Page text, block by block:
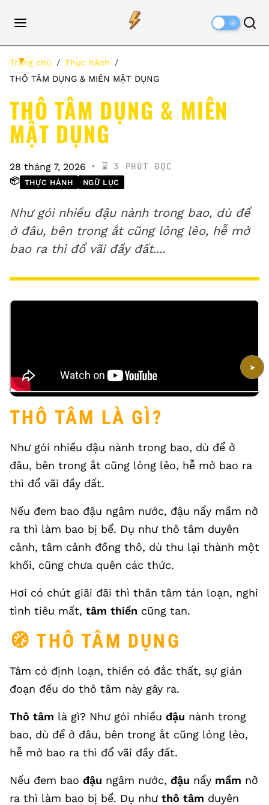
Trang chủ
Thực hành
THÔ TÂM DỤNG & MIÊN MẬT DỤNG
THÔ TÂM DỤNG & MIÊN
MẬT DỤNG
28 tháng 7, 2026 ⌛️ 3 PHÚT ĐỌC
📦 THỰC HÀNH NGỮ LỤC
Như gói nhiều đậu nành trong bao, dù để
ở đâu, bên trong ắt cũng lỏng lẻo, hễ mở
bao ra thì đổ vãi đầy đất....
➤
THÔ TÂM LÀ GÌ?
Như gói nhiều đậu nành trong bao, dù để ở
đâu, bên trong ắt cũng lỏng lẻo, hễ mở bao ra
thì đổ vãi đầy đất.
Nếu đem bao đậu ngâm nước, đậu nẩy mầm nở
ra thì làm bao bị bể. Dụ như thô tâm duyên
cảnh, tâm cảnh đồng thô, dù thu lại thành một
khối, cũng chưa quên các thức.
Hơi có chút giãi đãi thì thân tâm tán loạn, nghi
tình tiêu mất, tâm thiền cũng tan.
🧭 THÔ TÂM DỤNG
Tâm có định loạn, thiền có đắc thất, sự gián
đoạn đều do thô tâm này gây ra.
Thô tâm là gì? Như gói nhiều đậu nành trong
bao, dù để ở đâu, bên trong ắt cũng lỏng lẻo,
hễ mở bao ra thì đổ vãi đầy đất.
Nếu đem bao đậu ngâm nước, đậu nẩy mầm nở
ra thì làm bao bị bể. Dụ như thô tâm duyên
▼